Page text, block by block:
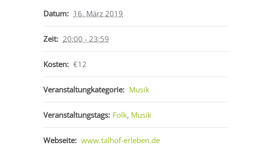
Datum: 16. März 2019
Zeit: 20:00 - 23:59
Kosten: €12
Veranstaltungkategorie: Musik
Veranstaltungstags: Folk, Musik
Webseite: www.talhof-erleben.de